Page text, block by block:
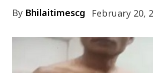
By Bhilaitimescg February 20,